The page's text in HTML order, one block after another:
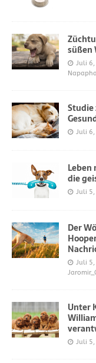
süßen
Juli
Studie
Juli
Leben
die
Juli
Der
Juli
Unter
Juli